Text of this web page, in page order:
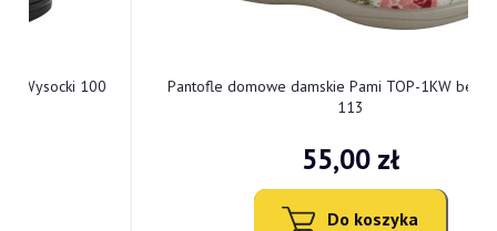
Pantofle domowe damskie Pami TOP-1KW bez palców
Do koszyka